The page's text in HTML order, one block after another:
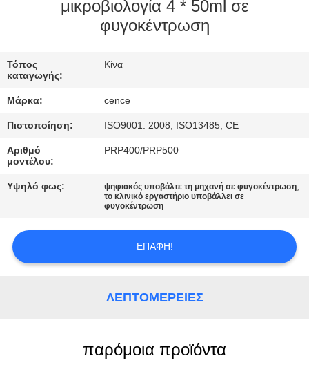
ΈΛΕΓΧΟΣ
ΠΟΙΌΤΗΤΑΣ
ΕΠΙΚΟΙΝΩΝΉΣΤΕ
ΜΑΖΊ
ΜΑΣ
ΕΙΔΉΣΕΙΣ
ΥΠΟΘΈΣΕΙΣ
VR
μικροβιολογία 4 * 50ml σε
φυγοκέντρωση
Τόπος
καταγωγής:
Κίνα
Μάρκα: cence
Πιστοποίηση: ISO9001: 2008, ISO13485, CE
Αριθμό
μοντέλου:
PRP400/PRP500
Υψηλό φως: ψηφιακός υποβάλτε τη μηχανή σε φυγοκέντρωση,
το κλινικό εργαστήριο υποβάλλει σε
φυγοκέντρωση
ΕΠΑΦΉ!
ΛΕΠΤΟΜΈΡΕΙΕΣ
παρόμοια προϊόντα